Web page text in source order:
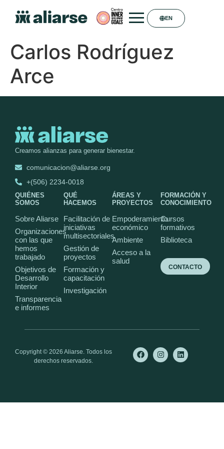
EN
Carlos Rodríguez
Arce
Creamos alianzas para generar bienestar.
comunicacion@aliarse.org
+(506) 2234-0018
QUIÉNES
SOMOS
Sobre Aliarse
Organizaciones
con las que
hemos
trabajado
Objetivos de
Desarrollo
Interior
Transparencia
e informes
QUÉ
HACEMOS
Facilitación de
iniciativas
multisectoriales
Gestión de
proyectos
Formación y
capacitación
Investigación
ÁREAS Y
PROYECTOS
Empoderamiento
económico
Ambiente
Acceso a la
salud
FORMACIÓN Y
CONOCIMIENTO
Cursos
formativos
Biblioteca
CONTACTO
Copyright © 2026 Aliarse. Todos los
derechos reservados.